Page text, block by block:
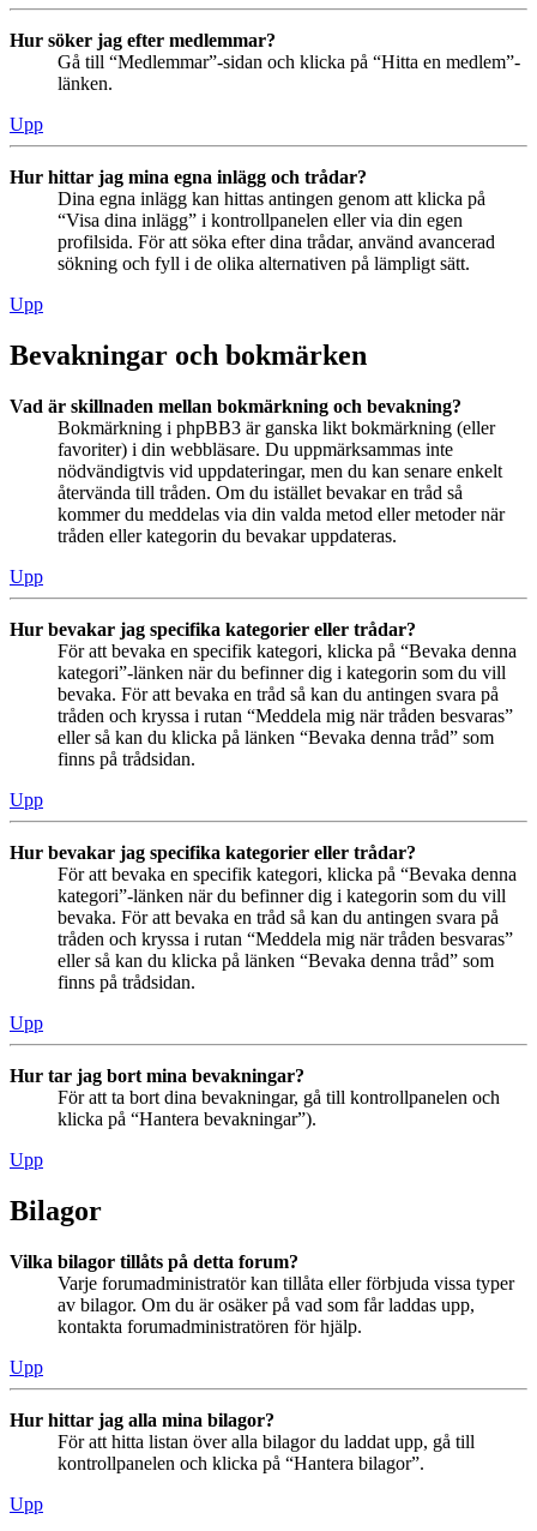
Hur söker jag efter medlemmar?
Gå till “Medlemmar”-sidan och klicka på “Hitta en medlem”-
länken.
Upp
Hur hittar jag mina egna inlägg och trådar?
Dina egna inlägg kan hittas antingen genom att klicka på
“Visa dina inlägg” i kontrollpanelen eller via din egen
profilsida. För att söka efter dina trådar, använd avancerad
sökning och fyll i de olika alternativen på lämpligt sätt.
Upp
Bevakningar och bokmärken
Vad är skillnaden mellan bokmärkning och bevakning?
Bokmärkning i phpBB3 är ganska likt bokmärkning (eller
favoriter) i din webbläsare. Du uppmärksammas inte
nödvändigtvis vid uppdateringar, men du kan senare enkelt
återvända till tråden. Om du istället bevakar en tråd så
kommer du meddelas via din valda metod eller metoder när
tråden eller kategorin du bevakar uppdateras.
Upp
Hur bevakar jag specifika kategorier eller trådar?
För att bevaka en specifik kategori, klicka på “Bevaka denna
kategori”-länken när du befinner dig i kategorin som du vill
bevaka. För att bevaka en tråd så kan du antingen svara på
tråden och kryssa i rutan “Meddela mig när tråden besvaras”
eller så kan du klicka på länken “Bevaka denna tråd” som
finns på trådsidan.
Upp
Hur bevakar jag specifika kategorier eller trådar?
För att bevaka en specifik kategori, klicka på “Bevaka denna
kategori”-länken när du befinner dig i kategorin som du vill
bevaka. För att bevaka en tråd så kan du antingen svara på
tråden och kryssa i rutan “Meddela mig när tråden besvaras”
eller så kan du klicka på länken “Bevaka denna tråd” som
finns på trådsidan.
Upp
Hur tar jag bort mina bevakningar?
För att ta bort dina bevakningar, gå till kontrollpanelen och
klicka på “Hantera bevakningar”).
Upp
Bilagor
Vilka bilagor tillåts på detta forum?
Varje forumadministratör kan tillåta eller förbjuda vissa typer
av bilagor. Om du är osäker på vad som får laddas upp,
kontakta forumadministratören för hjälp.
Upp
Hur hittar jag alla mina bilagor?
För att hitta listan över alla bilagor du laddat upp, gå till
kontrollpanelen och klicka på “Hantera bilagor”.
Upp